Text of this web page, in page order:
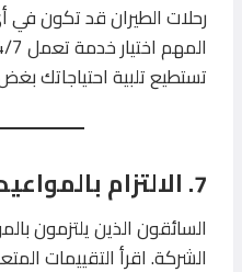
رحلات الطيران قد تكون
تستطيع تلبية احتياجاتك
7. الالتزام بالمواعيد والدقة
السائقون الذين يلتزمون
الشركة. اقرأ التقييمات